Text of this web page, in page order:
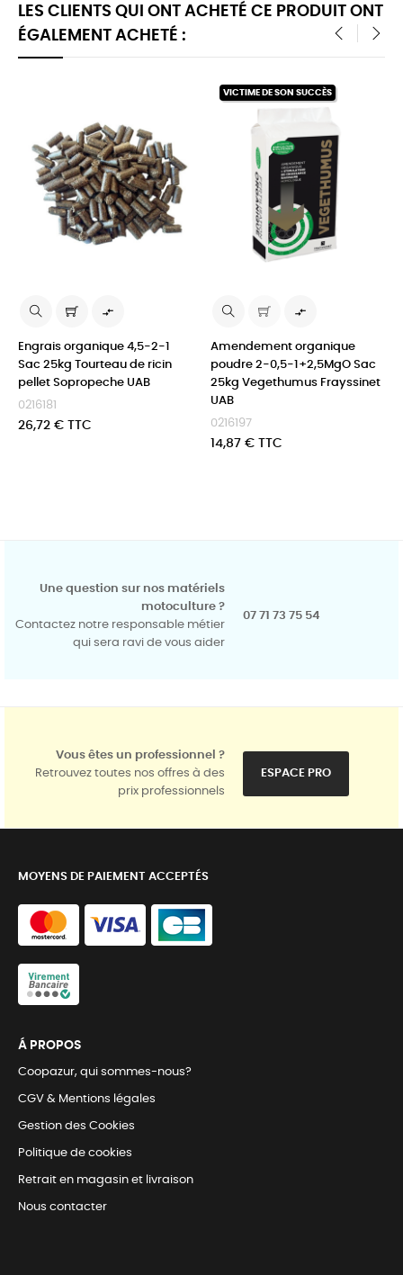
LES CLIENTS QUI ONT ACHETÉ CE PRODUIT ONT
ÉGALEMENT ACHETÉ :

Engrais organique 4,5-2-1
Sac 25kg Tourteau de ricin
pellet Sopropeche UAB
0216181
Prix
26,72 € TTC
VICTIME DE SON SUCCÈS

Amendement organique
poudre 2-0,5-1+2,5MgO Sac
25kg Vegethumus Frayssinet
UAB
0216197
Prix
14,87 € TTC
Une question sur nos matériels
motoculture ?
Contactez notre responsable métier
qui sera ravi de vous aider
07 71 73 75 54
Vous êtes un professionnel ?
Retrouvez toutes nos offres à des
prix professionnels
ESPACE PRO
MOYENS DE PAIEMENT ACCEPTÉS
Á PROPOS
Coopazur, qui sommes-nous?
CGV & Mentions légales
Gestion des Cookies
Politique de cookies
Retrait en magasin et livraison
Nous contacter